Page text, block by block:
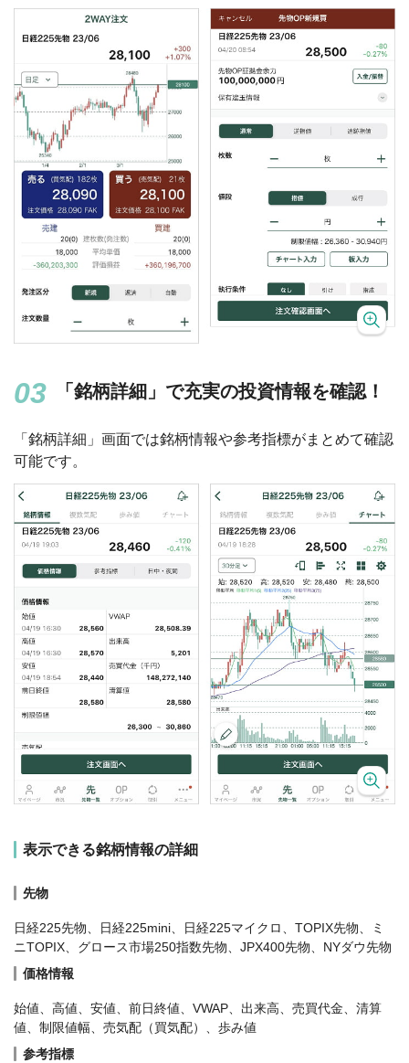
「銘柄詳細」で充実の投資情報を確認！
「銘柄詳細」画面では銘柄情報や参考指標がまとめて確認
可能です。
表示できる銘柄情報の詳細
先物
日経225先物、日経225mini、日経225マイクロ、TOPIX先物、ミ
ニTOPIX、グロース市場250指数先物、JPX400先物、NYダウ先物
価格情報
始値、高値、安値、前日終値、VWAP、出来高、売買代金、清算
値、制限値幅、売気配（買気配）、歩み値
参考指標